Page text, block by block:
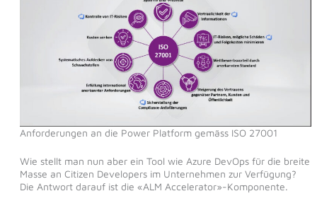
Anforderungen an die Power Platform gemäss ISO 27001
Wie stellt man nun aber ein Tool wie Azure DevOps für die breite
Masse an Citizen Developers im Unternehmen zur Verfügung?
Die Antwort darauf ist die «ALM Accelerator»-Komponente.